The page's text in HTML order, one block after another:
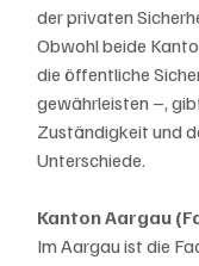
der privaten
Obwohl beide
die öffentliche
gewährleisten –,
Zuständigkeit und
Unterschiede.
Kanton Aargau
Im Aargau ist die